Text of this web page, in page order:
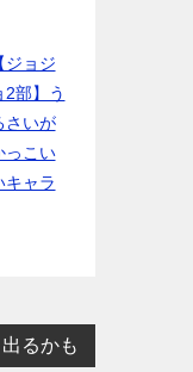
ジョジ
2部】う
さいが
っこい
キャラ
るかも